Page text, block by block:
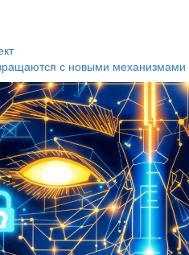
с новыми механизмами